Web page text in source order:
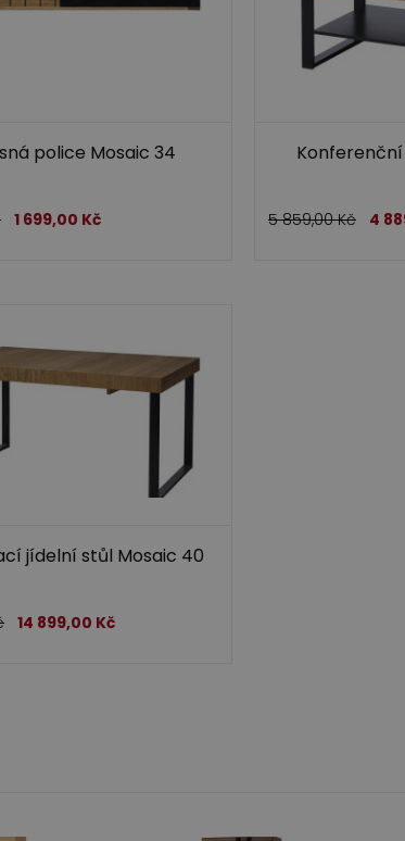
police Mosaic 34
1 699,00 Kč
Konferenční
5 859,00Kč 4
jídelní stůl Mosaic 40
14 899,00 Kč